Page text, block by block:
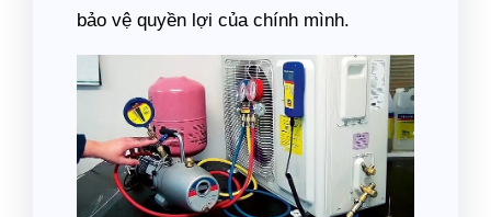
bảo vệ quyền lợi của chính mình.